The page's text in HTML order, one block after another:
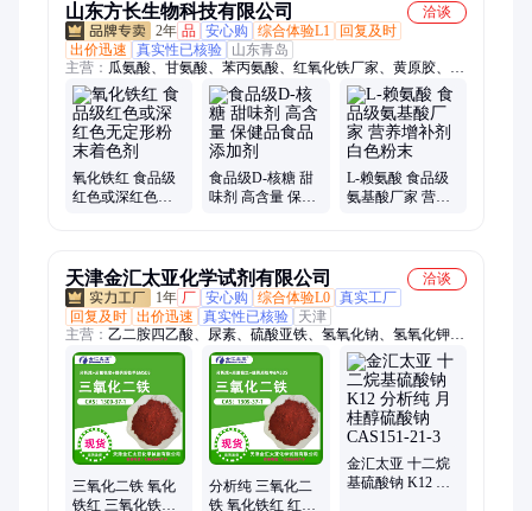
山东方长生物科技有限公司
洽谈
2年 品 安心购 综合体验L1
回复及时
出价迅速
真实性已核验
山东青岛
主营： 瓜氨酸、甘氨酸、苯丙氨酸、红氧化铁厂家、黄原胶、海
藻酸钠、羧甲基纤维素钠、氯化胆碱、瓜尔胶、结冷胶、维生素
b1、维生素b2、维生素b12、维生素b6、维生素b5、谷氨酰胺、
温轮胶、定优胶、丙氨酸、氨基葡萄糖盐酸盐、聚丙烯酸钠、明
胶
氧化铁红 食品级
红色或深红色无
食品级D-核糖 甜
味剂 高含量 保健
L-赖氨酸 食品级
氨基酸厂家 营养
天津金汇太亚化学试剂有限公司
洽谈
1年 厂 安心购 综合体验L0 真实工厂
回复及时 出价迅速 真实性已核验
天津
主营： 乙二胺四乙酸、尿素、硫酸亚铁、氢氧化钠、氢氧化钾、
亚硫酸氢钠、硫酸铵、无水亚硫酸钠、氯化钙、磷酸二氢钾、硫
酸亚铁铵、草酸钠、磷酸氢二钠、硫酸锌、硫代硫酸钠、磷酸二
氢钠、无水碳酸钠、分子筛、硫酸钾、硫酸锰、三氯化铁、碳酸
铵、乙酸钠、硼砂、水杨酸
三氧化二铁 氧化
铁红 三氧化铁锈
分析纯 三氧化二
铁 氧化铁红 红铁
金汇太亚 十二烷
基硫酸钠 K12 分